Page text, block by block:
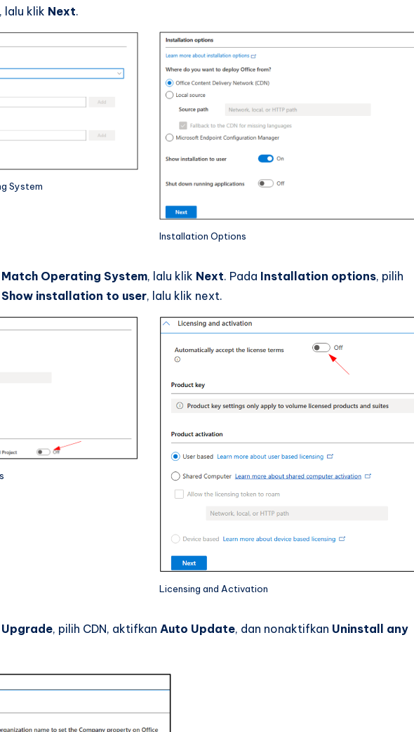
lalu klik Next.
System
Installation Options
Match Operating System, lalu klik Next. Pada Installation options, pilih
Show installation to user, lalu klik next.
Licensing and Activation
, pilih CDN, aktifkan Auto Update, dan nonaktifkan Uninstall any